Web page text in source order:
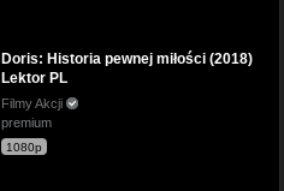
Doris: Historia pewnej miłości (2018)
Lektor PL
Filmy Akcji
premium
1080p